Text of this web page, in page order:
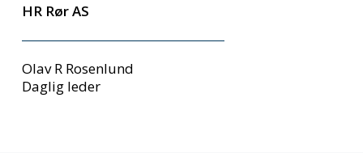
HR Rør AS
Olav R Rosenlund
Daglig leder